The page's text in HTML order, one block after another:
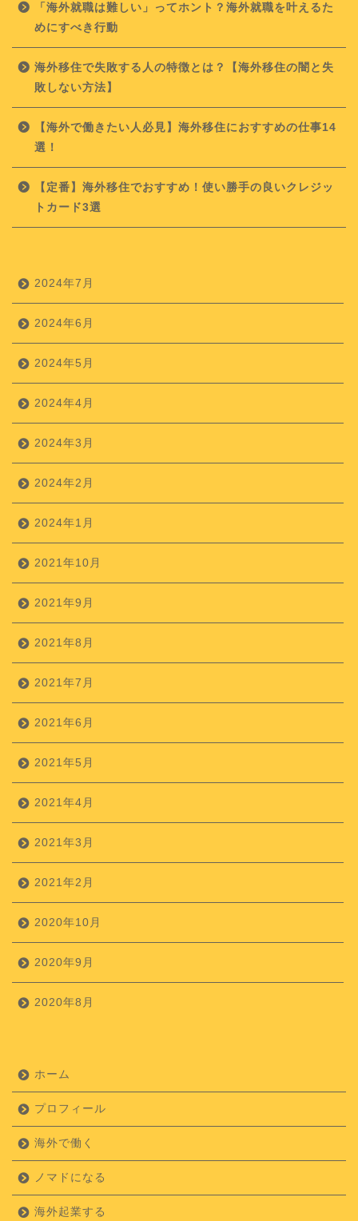
「海外就職は難しい」ってホント？海外就職を叶えるた
めにすべき行動
海外移住で失敗する人の特徴とは？【海外移住の闇と失
敗しない方法】
【海外で働きたい人必見】海外移住におすすめの仕事14
選！
【定番】海外移住でおすすめ！使い勝手の良いクレジッ
トカード3選
2024年7月
2024年6月
2024年5月
2024年4月
2024年3月
2024年2月
2024年1月
2021年10月
2021年9月
2021年8月
2021年7月
2021年6月
2021年5月
2021年4月
2021年3月
2021年2月
2020年10月
2020年9月
2020年8月
ホーム
プロフィール
海外で働く
ノマドになる
海外起業する